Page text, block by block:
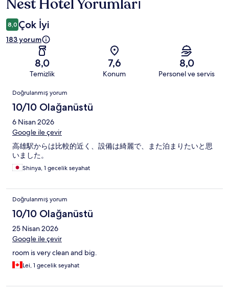
Nest Hotel Yorumları
8,0 Çok İyi
183 yorum
8,0
Temizlik
7,6
Konum
8,0
Personel ve servis
Yorumlar
Doğrulanmış yorum
10/10 Olağanüstü
6 Nisan 2026
Google ile çevir
高雄駅からは比較的近く、設備は綺麗で、また泊まりたいと思
いました。
Shinya, 1 gecelik seyahat
Doğrulanmış yorum
10/10 Olağanüstü
25 Nisan 2026
Google ile çevir
room is very clean and big.
Lei, 1 gecelik seyahat